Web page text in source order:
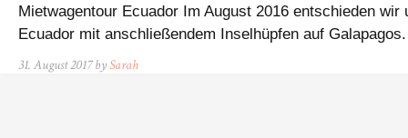
Mietwagentour Ecuador Im August 2016 entschieden
Ecuador mit anschließendem Inselhüpfen auf
31. August 2017 bySarah